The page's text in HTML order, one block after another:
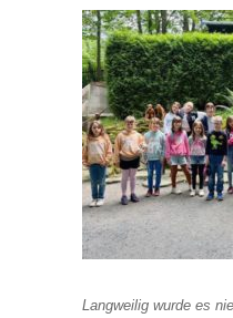
Langweilig wurde es